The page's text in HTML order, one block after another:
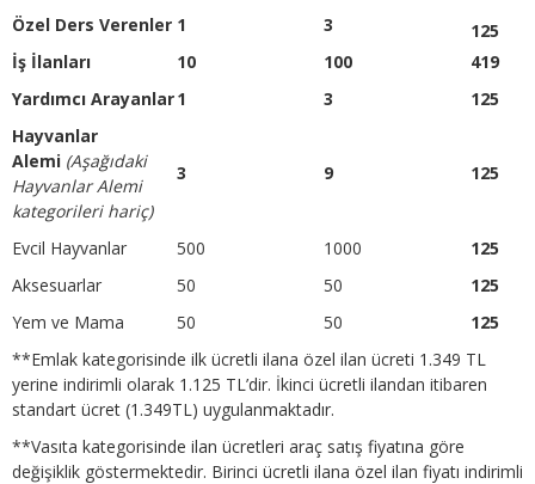
Özel Ders Verenler 1 3
125
İş İlanları
10 100
419
Yardımcı Arayanlar1 3
125
Hayvanlar
Alemi (Aşağıdaki
Hayvanlar Alemi
kategorileri hariç)
3 9 125
Evcil Hayvanlar 500 1000
125
Aksesuarlar
50 50
125
Yem ve Mama
50 50
125
**Emlak kategorisinde ilk ücretli ilana özel ilan ücreti 1.349 TL
yerine indirimli olarak 1.125 TL’dir. İkinci ücretli ilandan itibaren
standart ücret (1.349TL) uygulanmaktadır.
**Vasıta kategorisinde ilan ücretleri araç satış fiyatına göre
değişiklik göstermektedir. Birinci ücretli ilana özel ilan fiyatı indirimli